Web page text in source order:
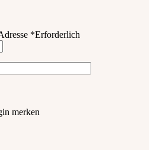
*Erforderlich
merken